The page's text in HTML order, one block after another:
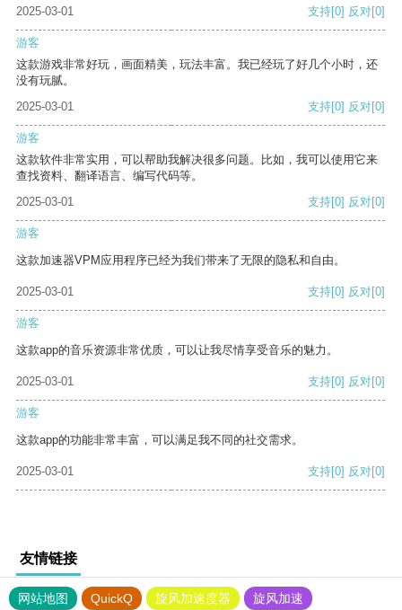
2025-03-01 支持[0] 反对[0]
游客
这款游戏非常好玩，画面精美，玩法丰富。我已经玩了好几个小时，还
没有玩腻。
2025-03-01
支持[0] 反对[0]
游客
这款软件非常实用，可以帮助我解决很多问题。比如，我可以使用它来
查找资料、翻译语言、编写代码等。
2025-03-01
支持[0] 反对[0]
游客
这款加速器VPM应用程序已经为我们带来了无限的隐私和自由。
2025-03-01 支持[0] 反对[0]
游客
这款app的音乐资源非常优质，可以让我尽情享受音乐的魅力。
2025-03-01 支持[0] 反对[0]
游客
这款app的功能非常丰富，可以满足我不同的社交需求。
2025-03-01 支持[0] 反对[0]
友情链接
网站地图 QuickQ 旋风加速度器
旋风加速